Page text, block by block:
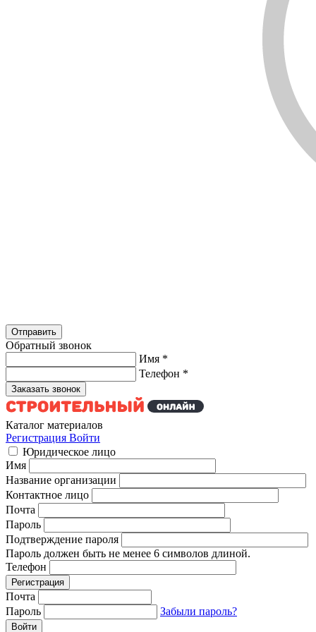
Обратный звонок
Имя *
Телефон *
Каталог материалов
Регистрация Войти
Юридическое лицо
Имя
Название организации
Контактное лицо
Почта
Пароль
Подтверждение пароля
Пароль должен быть не менее 6 символов длиной.
Телефон
Почта
Пароль
Забыли пароль?